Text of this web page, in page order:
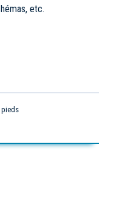
etc.
pieds